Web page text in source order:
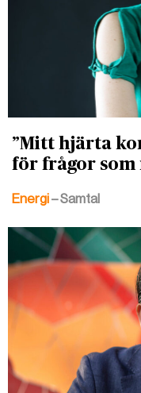
”Mitt hjärta
för frågor som
Energi– Samtal